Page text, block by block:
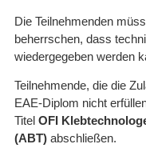
Die Teilnehmenden
beherrschen, dass
wiedergegeben werden
Teilnehmende, die die
EAE-Diplom nicht
Titel OFI
(ABT) abschließen.